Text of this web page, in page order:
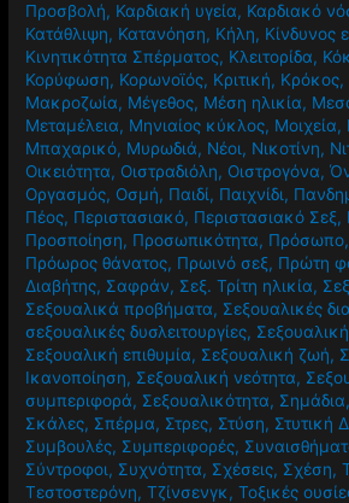
Προσβολή, Καρδιακή υγεία, Καρδιακό
Κατάθλιψη, Κατανόηση, Κήλη, Κίνδυνος
Κινητικότητα Σπέρματος, Κλειτορίδα,
Κορύφωση, Κορωνοϊός, Κριτική, Κρόκος,
Μακροζωία, Μέγεθος, Μέση ηλικία,
Μεταμέλεια, Μηνιαίος κύκλος, Μοιχεία,
Μπαχαρικό, Μυρωδιά, Νέοι, Νικοτίνη,
Οικειότητα, Οιστραδιόλη, Οιστρογόνα,
Οργασμός, Οσμή, Παιδί, Παιχνίδι,
Πέος, Περιστασιακό, Περιστασιακό Σεξ,
Προσποίηση, Προσωπικότητα, Πρόσωπο,
Πρόωρος θάνατος, Πρωινό σεξ, Πρώτη
Διαβήτης, Σαφράν, Σεξ. Τρίτη ηλικία,
Σεξουαλικά προβήματα, Σεξουαλικές
σεξουαλικές δυσλειτουργίες,
Σεξουαλική επιθυμία, Σεξουαλική ζωή,
Ικανοποίηση, Σεξουαλική νεότητα,
συμπεριφορά, Σεξουαλικότητα, Σημάδια,
Σκάλες, Σπέρμα, Στρες, Στύση, Στυτική
Συμβουλές, Συμπεριφορές,
Σύντροφοι, Συχνότητα, Σχέσεις, Σχέση,
Τεστοστερόνη,Τζίνσενγκ,Τοξικές